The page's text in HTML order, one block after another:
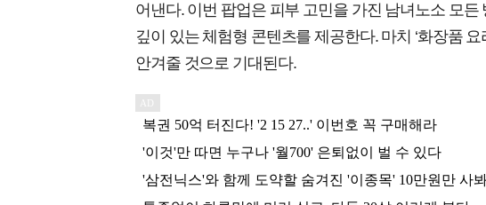
어낸다. 이번 팝업은 피부 고민을 가진 남녀노소 모
깊이 있는 체험형 콘텐츠를 제공한다. 마치 ‘화장품
안겨줄 것으로 기대된다.